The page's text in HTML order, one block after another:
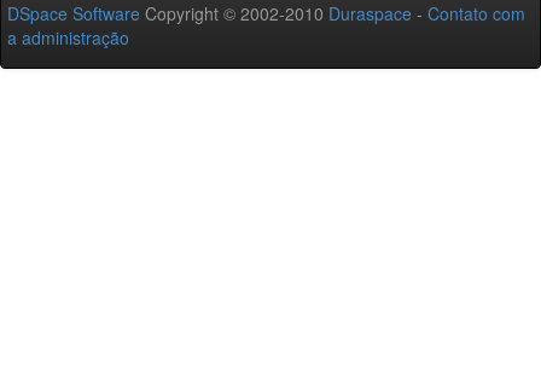
DSpace Software Copyright © 2002-2010 Duraspace - Contato com
a administração